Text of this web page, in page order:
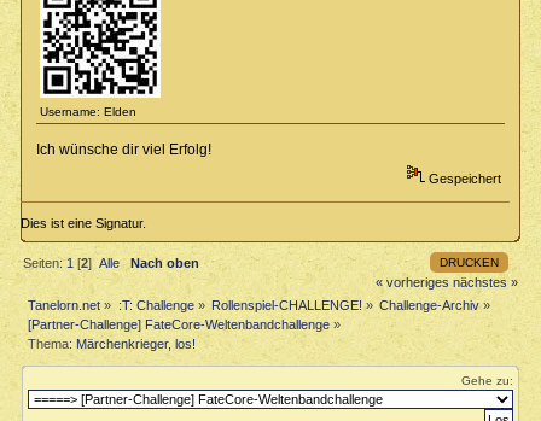
Username: Elden
Ich wünsche dir viel Erfolg!
Gespeichert
Dies ist eine Signatur.
DRUCKEN
Seiten:1 [2]Alle
Nach oben
« vorheriges nächstes »
Tanelorn.net » :T: Challenge» Rollenspiel-CHALLENGE! » Challenge-Archiv »
[Partner-Challenge] FateCore-Weltenbandchallenge »
Thema:Märchenkrieger, los!
Gehe zu: